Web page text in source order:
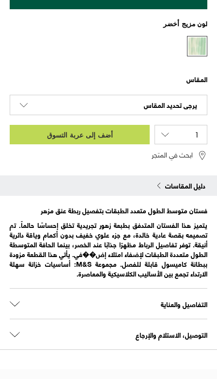
لون مزيج أخضر
المقاس
يرجى تحديد المقاس
أضف إلى عربة التسوق
ابحث في المتجر
دليل المقاسات
فستان متوسط الطول متعدد الطبقات بتفصيل ربطة عنق مزهر
يتميز هذا الفستان المتدفق بطبعة زهور تجريدية تخلق إحساسًا حالماً. تم
تصميمه بقصة عادية خالدة، مع جزء علوي خفيف بدون أكمام وياقة دائرية
أنيقة. توفر تفاصيل الرباط مظهرًا جذابًا عند الخصر، بينما الحافة المتوسطة
الطول متعددة الطبقات لإضفاء امتلاء إض��في. يأتي هذا القطعة مزودة
ببطانة كاميسول قابلة للفصل. مجموعة M&S: أساسيات خزانة سهلة
الارتداء تجمع بين الأساليب الكلاسيكية والمعاصرة.
التفاصيل والعناية
التوصيل، الاستلام والإرجاع